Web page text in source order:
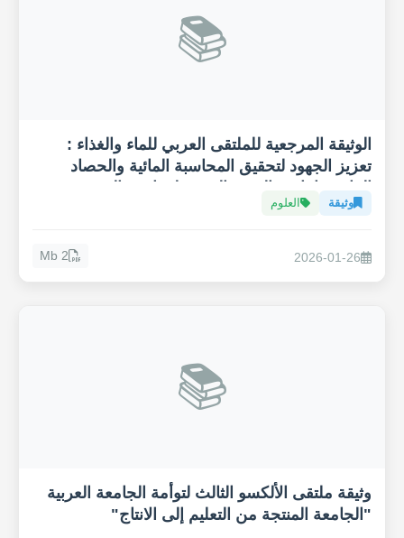
📚
الوثيقة المرجعية للملتقى العربي للماء والغذاء :
تعزيز الجهود لتحقيق المحاسبة المائية والحصاد
المناخي
وثيقة العلوم
2026-01-26
2 Mb
📚
وثيقة ملتقى الألكسو الثالث لتوأمة الجامعة العربية
"الجامعة المنتجة من التعليم إلى الانتاج"